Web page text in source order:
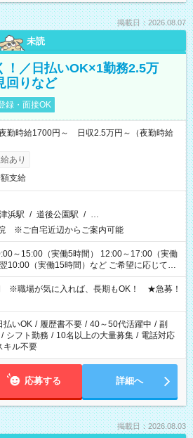
掲載日：2026.08.07
未読
！／日払いOK×1勤務2.5万
回りなど
録・面接OK
勤時給1700円～ 日収2.5万円～（夜勤時給
あり
支給
浜駅 / 道後公園駅 / …
※ご自宅近辺からご案内可能
～15:00（実働5時間） 12:00～17:00（実働
実働15時間）など ご希望に応じて、
きます！ お気軽に担当へ相談ください！
※職場が気に入れば、長期もOK！ ★急募！
払いOK / 履歴書不要 / 40～50代活躍中 / 副
/ シフト勤務 / 10名以上の大量募集 / 電話対応
キル不要
応募する 詳細へ
掲載日：2026.08.03